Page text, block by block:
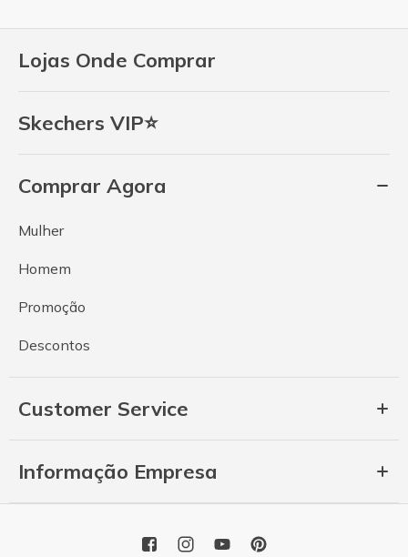
Lojas Onde Comprar
Skechers VIP⭐
Comprar Agora
Mulher
Homem
Promoção
Descontos
Customer Service
Informação Empresa